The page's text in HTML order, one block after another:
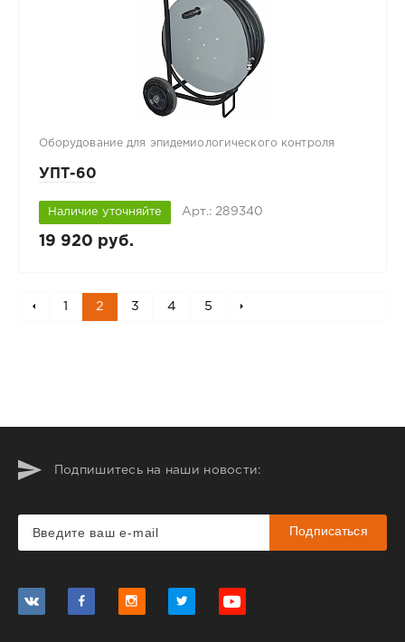
Оборудование для эпидемиологического контроля
УПТ-60
Наличие уточняйте Арт.: 289340
19 920 руб.
1 2 3 4 5
Подпишитесь на наши новости:
Подписаться